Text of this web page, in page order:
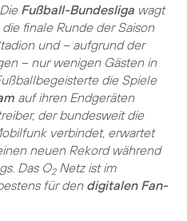
Fußball-Bundesliga wagt
finale Runde der Saison
und – aufgrund der
– nur wenigen Gästen in
die Spiele
auf ihren Endgeräten
der bundesweit die
verbindet, erwartet
neuen Rekord während
Das O2Netz ist im
für den digitalen Fan-